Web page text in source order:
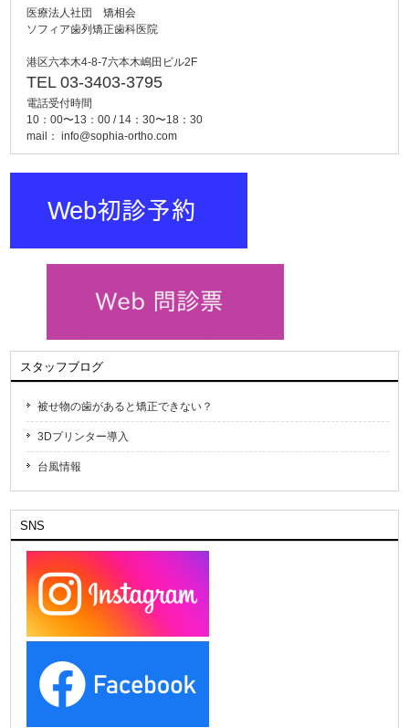
医療法人社団 矯相会
ソフィア歯列矯正歯科医院
港区六本木4-8-7六本木嶋田ビル2F
TEL 03-3403-3795
電話受付時間
10：00〜13：00 / 14：30〜18：30
mail：info@sophia-ortho.com
スタッフブログ
被せ物の歯があると矯正できない？
3Dプリンター導入
台風情報
SNS